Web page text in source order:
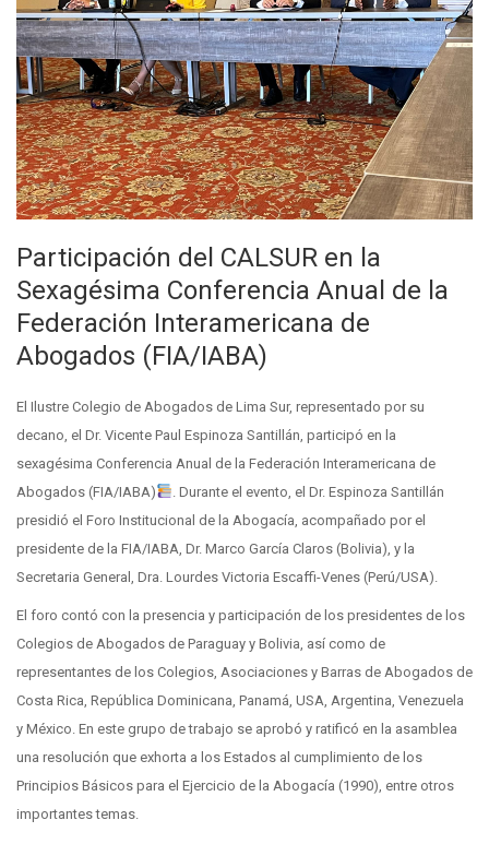
Participación del CALSUR en la
Sexagésima Conferencia Anual de la
Federación Interamericana de
Abogados (FIA/IABA)
El Ilustre Colegio de Abogados de Lima Sur, representado por su
decano, el Dr. Vicente Paul Espinoza Santillán, participó en la
sexagésima Conferencia Anual de la Federación Interamericana de
Abogados (FIA/IABA)
. Durante el evento, el Dr. Espinoza Santillán
presidió el Foro Institucional de la Abogacía, acompañado por el
presidente de la FIA/IABA, Dr. Marco García Claros (Bolivia), y la
Secretaria General, Dra. Lourdes Victoria Escaffi-Venes (Perú/USA).
El foro contó con la presencia y participación de los presidentes de los
Colegios de Abogados de Paraguay y Bolivia, así como de
representantes de los Colegios, Asociaciones y Barras de Abogados de
Costa Rica, República Dominicana, Panamá, USA, Argentina, Venezuela
y México. En este grupo de trabajo se aprobó y ratificó en la asamblea
una resolución que exhorta a los Estados al cumplimiento de los
Principios Básicos para el Ejercicio de la Abogacía (1990), entre otros
importantes temas.